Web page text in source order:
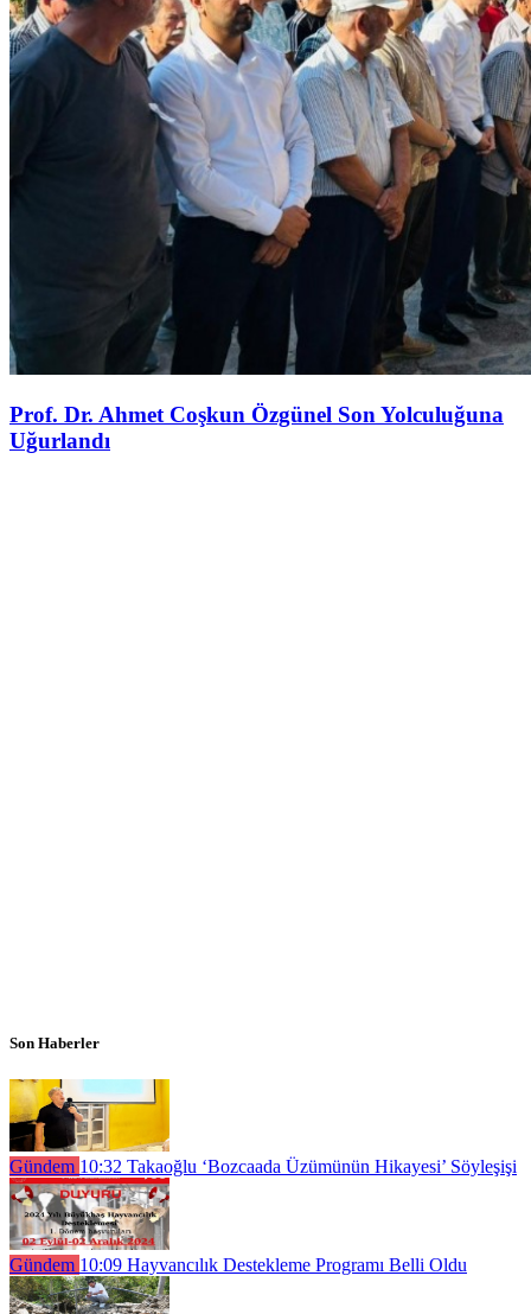
Prof. Dr. Ahmet Coşkun Özgünel Son Yolculuğuna
Uğurlandı
Son Haberler
Gündem 10:32 Takaoğlu ‘Bozcaada Üzümünün Hikayesi’ Söyleşişi
Gündem 10:09 Hayvancılık Destekleme Programı Belli Oldu